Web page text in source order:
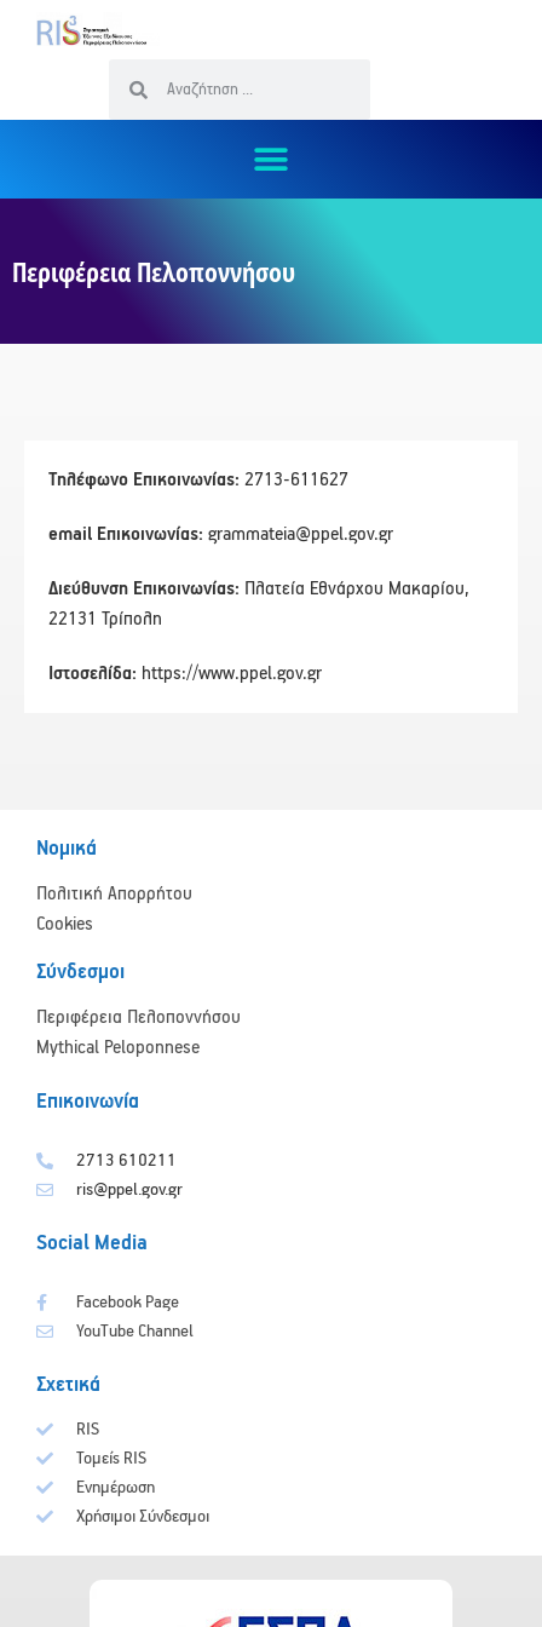
Περιφέρεια Πελοποννήσου
Τηλέφωνο Επικοινωνίας: 2713-611627
email Επικοινωνίας: grammateia@ppel.gov.gr
Διεύθυνση Επικοινωνίας: Πλατεία Εθνάρχου Μακαρίου,
22131 Τρίπολη
Ιστοσελίδα: https://www.ppel.gov.gr
Νομικά
Πολιτική Απορρήτου
Cookies
Σύνδεσμοι
Περιφέρεια Πελοποννήσου
Mythical Peloponnese
Επικοινωνία
2713 610211
ris@ppel.gov.gr
Social Media
Facebook Page
YouTube Channel
Σχετικά
RIS
Τομείς RIS
Ενημέρωση
Χρήσιμοι Σύνδεσμοι